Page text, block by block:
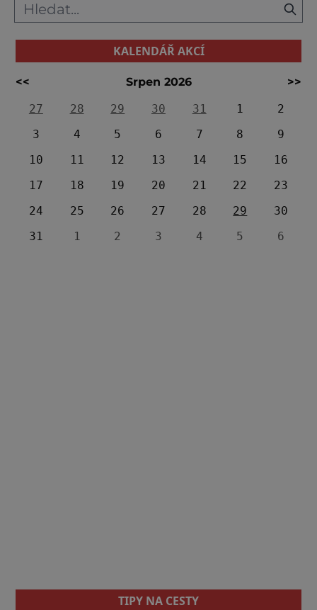
KALENDÁŘ AKCÍ
<< Srpen 2026
>>
27
28 29 30 31 1
2
3
4 5 6 7 8
9
10
11 12 13 14 15
16
17
18 19 20 21 22
23
24
25 26 27 28 29
30
31
1 2 3 4 5 6
TIPY NA CESTY